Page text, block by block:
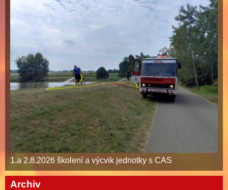
1.a 2.8.2026 školení a výcvik jednotky s CAS
Archiv